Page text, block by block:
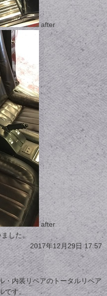
after
after
した。
2017年12月29日 17:57
・内装リペアのトータルリペア
です。